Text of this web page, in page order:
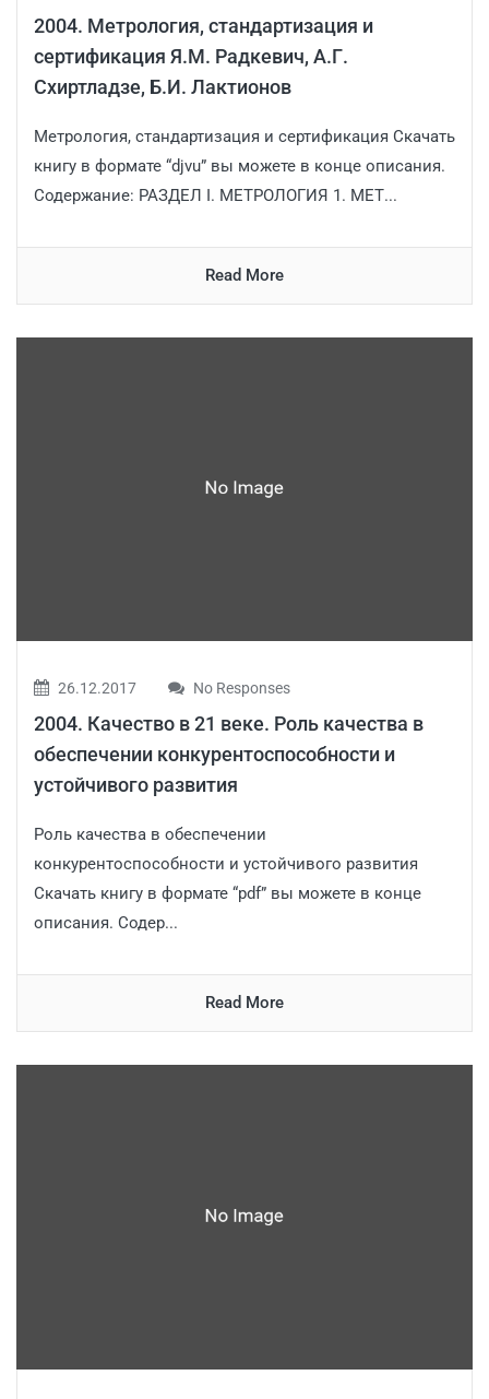
2004. Метрология, стандартизация и
сертификация Я.М. Радкевич, А.Г.
Схиртладзе, Б.И. Лактионов
Метрология, стандартизация и сертификация Скачать
книгу в формате “djvu” вы можете в конце описания.
Содержание: РАЗДЕЛ I. МЕТРОЛОГИЯ 1. МЕТ...
Read More
26.12.2017 No Responses
2004. Качество в 21 веке. Роль качества в
обеспечении конкурентоспособности и
устойчивого развития
Роль качества в обеспечении
конкурентоспособности и устойчивого развития
Скачать книгу в формате “pdf” вы можете в конце
описания. Содер...
Read More